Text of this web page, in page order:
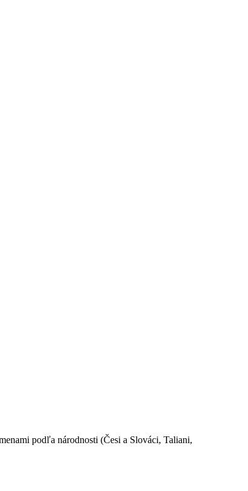
podľa národnosti (Česi a Slováci, Taliani,